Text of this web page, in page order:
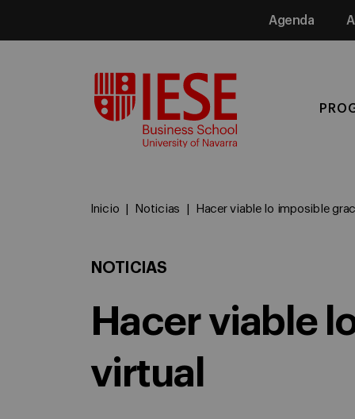
Agenda
Inicio Noticias Hacer viable lo imposible
NOTICIAS
Hacer viable
virtual